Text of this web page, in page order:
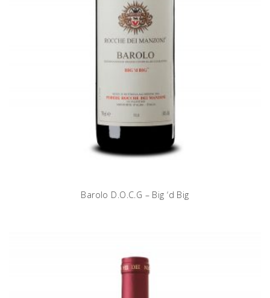
Barolo D.O.C.G – Big ‘d Big